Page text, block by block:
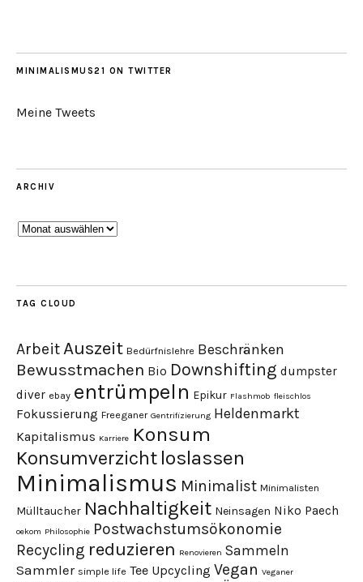
MINIMALISMUS21 ON TWITTER
Meine Tweets
ARCHIV
Archiv
TAG CLOUD
ArbeitAuszeit Bedürfnislehre Beschränken
Bewusstmachen Bio Downshifting dumpster
diver ebay entrümpeln Epikur Flashmob fleischlos
Fokussierung Freeganer Gentrifizierung Heldenmarkt
Kapitalismus Karriere Konsum
Konsumverzicht loslassen
Minimalismus Minimalist Minimalisten
Mülltaucher Nachhaltigkeit Neinsagen Niko Paech
oekom Philosophie Postwachstumsökonomie
Recycling reduzieren Renovieren Sammeln
Sammler simple life Tee Upcycling Vegan Veganer